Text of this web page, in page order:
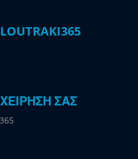
ΣΑΣ